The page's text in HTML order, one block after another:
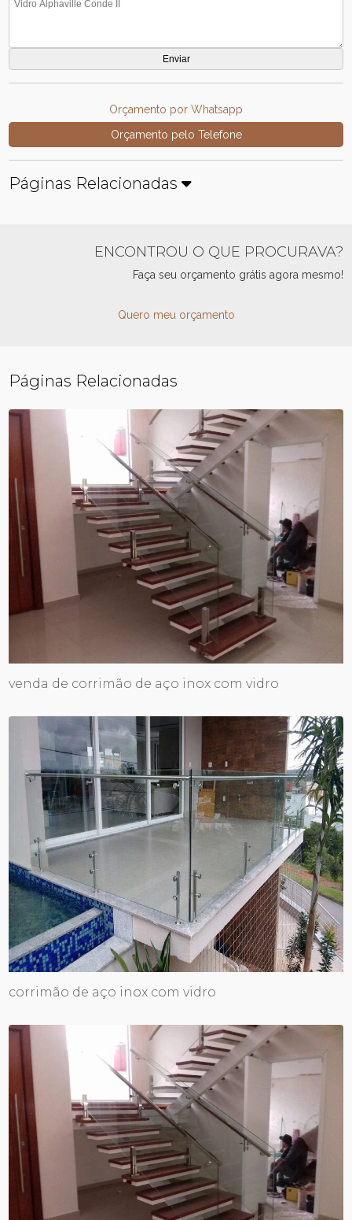
Orçamento por Whatsapp
Orçamento pelo Telefone
Páginas Relacionadas
ENCONTROU O QUE PROCURAVA?
Faça seu orçamento grátis agora mesmo!
Quero meu orçamento
Páginas Relacionadas
venda de corrimão de aço inox com vidro
corrimão de aço inox com vidro